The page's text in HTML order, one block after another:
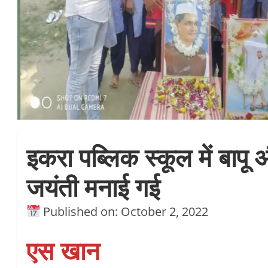
इकरा पब्लिक स्कूल में बापू
जयंती मनाई गई
Published on: October 2, 2022
एस खान